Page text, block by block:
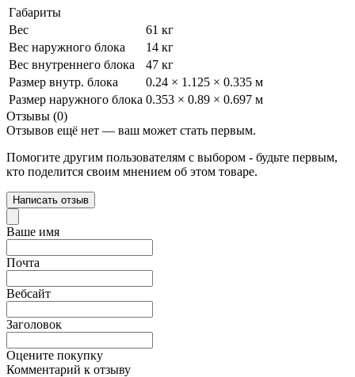
Габариты
Вес
61 кг
Вес наружного блока
14 кг
Вес внутреннего блока
47 кг
Размер внутр. блока
0.24 × 1.125 × 0.335 м
Размер наружного блока 0.353 × 0.89 × 0.697 м
Отзывы (0)
Отзывов ещё нет — ваш может стать первым.
Помогите другим пользователям с выбором - будьте первым,
кто поделится своим мнением об этом товаре.
Написать отзыв
Ваше имя
Почта
Вебсайт
Заголовок
Оцените покупку
Комментарий к отзыву